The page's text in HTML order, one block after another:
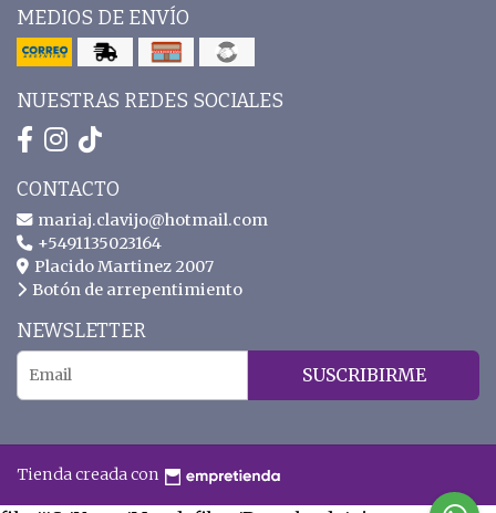
MEDIOS DE ENVÍO
NUESTRAS REDES SOCIALES
CONTACTO
mariaj.clavijo@hotmail.com
+5491135023164
Placido Martinez 2007
Botón de arrepentimiento
NEWSLETTER
SUSCRIBIRME
Tienda creada con